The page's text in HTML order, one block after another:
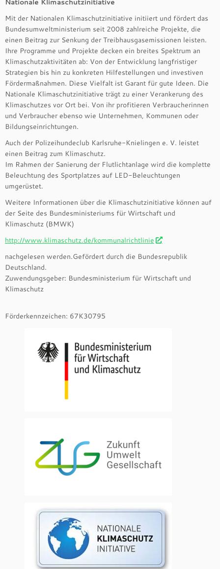
Nationale Klimaschutzinitiative
Mit der Nationalen Klimaschutzinitiative initiiert und fördert das
Bundesumweltministerium seit 2008 zahlreiche Projekte, die
einen Beitrag zur Senkung der Treibhausgasemissionen leisten.
Ihre Programme und Projekte decken ein breites Spektrum an
Klimaschutzaktivitäten ab: Von der Entwicklung langfristiger
Strategien bis hin zu konkreten Hilfestellungen und investiven
Fördermaßnahmen. Diese Vielfalt ist Garant für gute Ideen. Die
Nationale Klimaschutzinitiative trägt zu einer Verankerung des
Klimaschutzes vor Ort bei. Von ihr profitieren Verbraucherinnen
und Verbraucher ebenso wie Unternehmen, Kommunen oder
Bildungseinrichtungen.
Auch der Polizeihundeclub Karlsruhe-Knielingen e. V. leistet
einen Beitrag zum Klimaschutz.
Im Rahmen der Sanierung der Flutlichtanlage wird die komplette
Beleuchtung des Sportplatzes auf LED-Beleuchtungen
umgerüstet.
Weitere Informationen über die Klimaschutzinitiative können auf
der Seite des Bundesministeriums für Wirtschaft und
Klimaschutz (BMWK)
http://www.klimaschutz.de/kommunalrichtlinie
nachgelesen werden.Gefördert durch die Bundesrepublik
Deutschland.
Zuwendungsgeber: Bundesministerium für Wirtschaft und
Klimaschutz
Förderkennzeichen: 67K30795